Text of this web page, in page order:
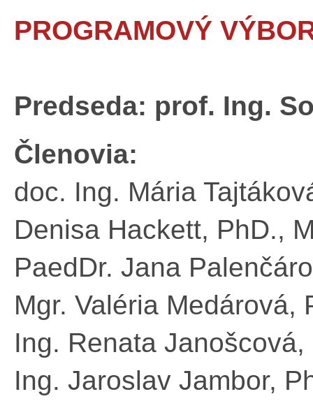
PROGRAMOVÝ
Predseda: prof. Ing.
Členovia:
doc. Ing. Mária
Denisa Hackett, PhD.,
PaedDr. Jana
Mgr. Valéria Medárová,
Ing. Renata Janošcová,
Ing. Jaroslav Jambor,